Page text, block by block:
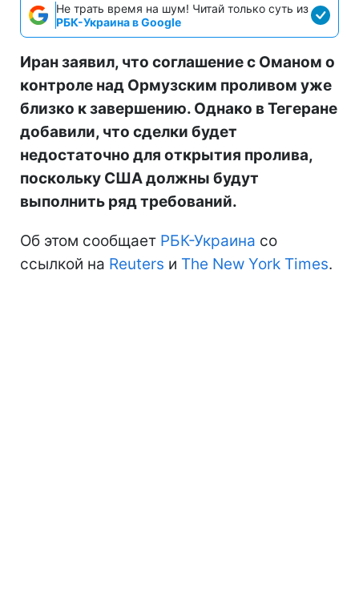
Не трать время на шум! Читай только суть из
РБК-Украина в Google
Иран заявил, что соглашение с Оманом о
контроле над Ормузским проливом уже
близко к завершению. Однако в Тегеране
добавили, что сделки будет
недостаточно для открытия пролива,
поскольку США должны будут
выполнить ряд требований.
Об этом сообщает РБК-Украина со
ссылкой на Reuters и The New York Times.